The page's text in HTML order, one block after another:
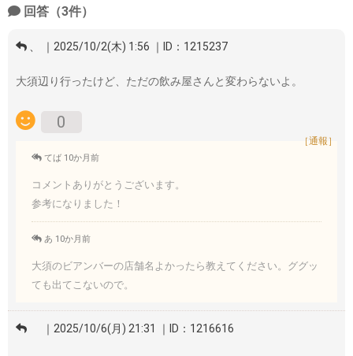
回答（3件）
、 ｜2025/10/2(木) 1:56 ｜ID：1215237
大須辺り行ったけど、ただの飲み屋さんと変わらないよ。
0
［通報］
てば 10か月前
コメントありがとうございます。
参考になりました！
あ 10か月前
大須のビアンバーの店舗名よかったら教えてください。ググッ
ても出てこないので。
｜2025/10/6(月) 21:31 ｜ID：1216616